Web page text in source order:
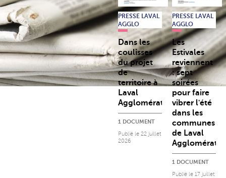
PRESSE LAVAL
AGGLO
Dans les
coulisses
du projet
de
territoire à
Laval
Agglomération
1 DOCUMENT
Publié le 22 juillet
2026
PRESSE LAVAL
AGGLO
Les
Estivales
reviennent
: sept
soirées
pour faire
vibrer l'été
dans les
communes
de Laval
1 DOCUMENT
Publié le 17 juillet